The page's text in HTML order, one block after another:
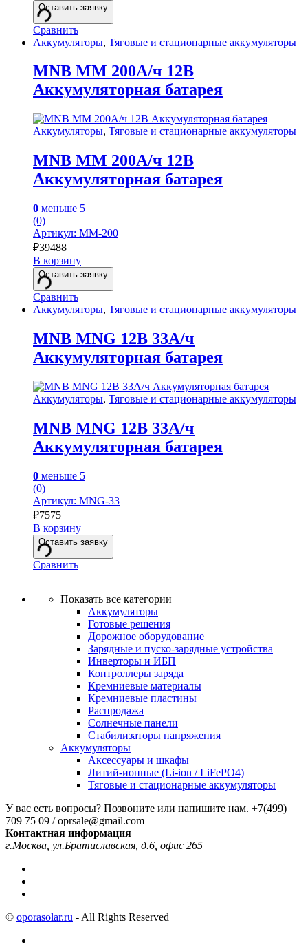
Оставить заявку
Сравнить
Аккумуляторы, Тяговые и стационарные аккумуляторы
MNB MM 200А/ч 12В
Аккумуляторная батарея
Аккумуляторы, Тяговые и стационарные аккумуляторы
MNB MM 200А/ч 12В
Аккумуляторная батарея
0 меньше 5
(0)
Артикул: MM-200
₽39488
В корзину
Оставить заявку
Сравнить
Аккумуляторы, Тяговые и стационарные аккумуляторы
MNB MNG 12В 33А/ч
Аккумуляторная батарея
Аккумуляторы, Тяговые и стационарные аккумуляторы
MNB MNG 12В 33А/ч
Аккумуляторная батарея
0 меньше 5
(0)
Артикул: MNG-33
₽7575
В корзину
Оставить заявку
Сравнить
Показать все категории
Аккумуляторы
Готовые решения
Дорожное оборудование
Зарядные и пуско-зарядные устройства
Инверторы и ИБП
Контроллеры заряда
Кремниевые материалы
Кремниевые пластины
Распродажа
Солнечные панели
Стабилизаторы напряжения
Аккумуляторы
Аксессуары и шкафы
Литий-ионные (Li-ion / LiFePO4)
Тяговые и стационарные аккумуляторы
У вас есть вопросы? Позвоните или напишите нам. +7(499)
709 75 09 / oprsale@gmail.com
Контактная информация
г.Москва, ул.Братиславская, д.6, офис 265
© oporasolar.ru - All Rights Reserved